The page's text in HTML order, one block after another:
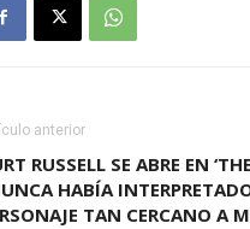
anterior
RUSSELL SE ABRE EN
HABÍA
TAN CERCANO A